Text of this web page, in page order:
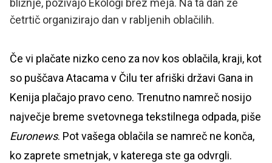
bližnje, pozivajo Ekologi brez meja. Na ta dan že
četrtič organizirajo dan v rabljenih oblačilih.
Če vi plačate nizko ceno za nov kos oblačila, kraji, kot
so puščava Atacama v Čilu ter afriški državi Gana in
Kenija plačajo pravo ceno. Trenutno namreč nosijo
največje breme svetovnega tekstilnega odpada, piše
Euronews. Pot vašega oblačila se namreč ne konča,
ko zaprete smetnjak, v katerega ste ga odvrgli.